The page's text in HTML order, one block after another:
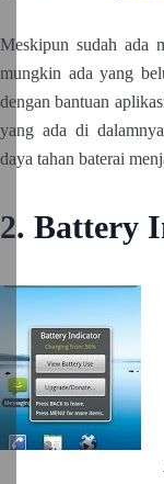
Meskipun sudah ada
mungkin ada yang
dengan bantuan
yang ada di
daya tahan baterai
2. Battery